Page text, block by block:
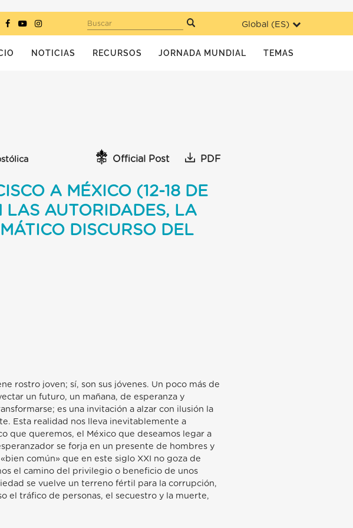
Global (ES)
Buscar
NOTICIAS RECURSOS JORNADA MUNDIAL TEMAS
Official Post PDF
A MÉXICO (12-18 DE
LAS AUTORIDADES, LA
DISCURSO DEL
rostro joven; sí, son sus jóvenes. Un poco más de
un futuro, un mañana, de esperanza y
es una invitación a alzar con ilusión la
Esta realidad nos lleva inevitablemente a
que queremos, el México que deseamos legar a
se forja en un presente de hombres y
común» que en este siglo XXI no goza de
el camino del privilegio o beneficio de unos
se vuelve un terreno fértil para la corrupción,
el tráfico de personas, el secuestro y la muerte,